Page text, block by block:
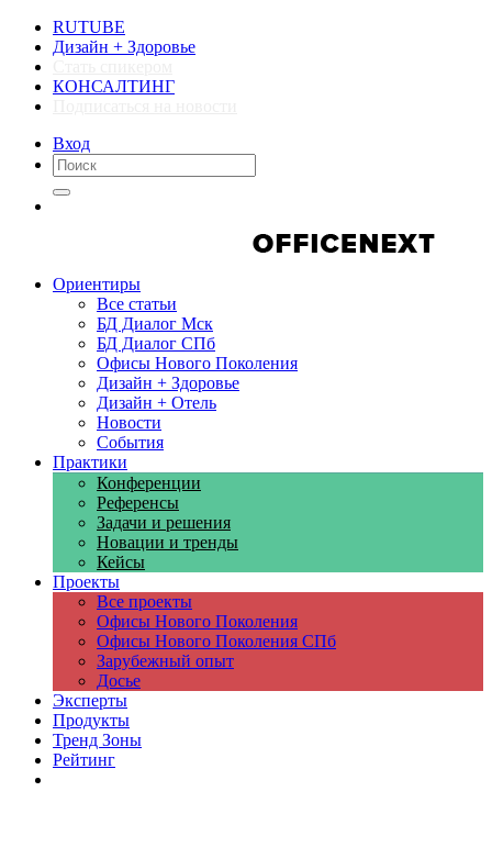
RUTUBE
Дизайн + Здоровье
КОНСАЛТИНГ
Вход
Ориентиры
Все статьи
БД Диалог Мск
БД Диалог СПб
Офисы Нового Поколения
Дизайн + Здоровье
Дизайн + Отель
Новости
События
Практики
Конференции
Референсы
Задачи и решения
Новации и тренды
Кейсы
Проекты
Все проекты
Офисы Нового Поколения
Офисы Нового Поколения СПб
Зарубежный опыт
Досье
Эксперты
Продукты
Тренд Зоны
Рейтинг